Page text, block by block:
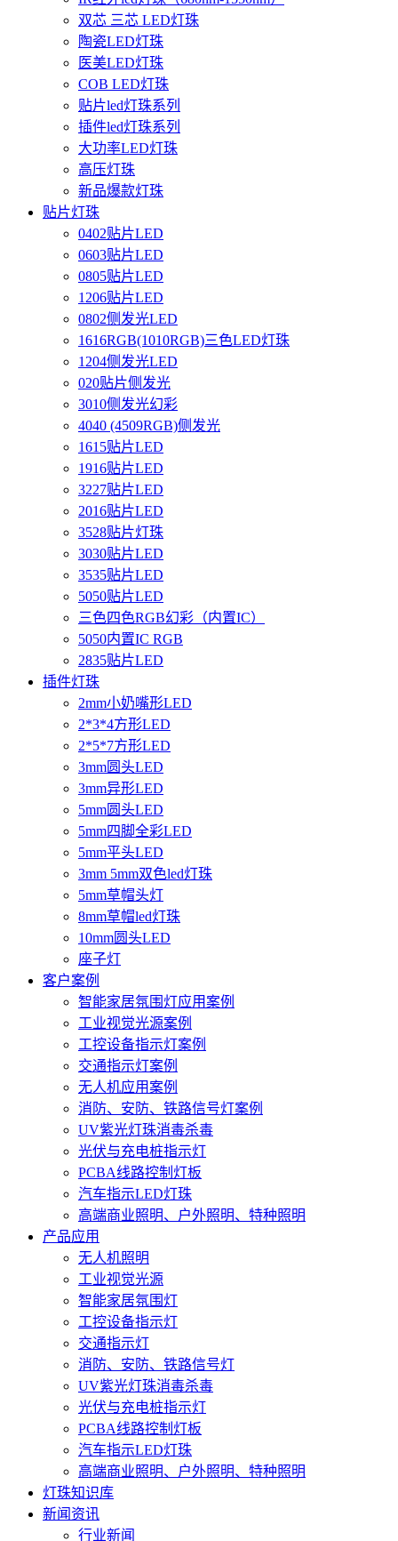
双芯 三芯 LED灯珠
陶瓷LED灯珠
医美LED灯珠
COB LED灯珠
贴片led灯珠系列
插件led灯珠系列
大功率LED灯珠
高压灯珠
新品爆款灯珠
贴片灯珠
0402贴片LED
0603贴片LED
0805贴片LED
1206贴片LED
0802侧发光LED
1616RGB(1010RGB)三色LED灯珠
1204侧发光LED
020贴片侧发光
3010侧发光幻彩
4040 (4509RGB)侧发光
1615贴片LED
1916贴片LED
3227贴片LED
2016贴片LED
3528贴片灯珠
3030贴片LED
3535贴片LED
5050贴片LED
三色四色RGB幻彩（内置IC）
5050内置IC RGB
2835贴片LED
插件灯珠
2mm小奶嘴形LED
2*3*4方形LED
2*5*7方形LED
3mm圆头LED
3mm异形LED
5mm圆头LED
5mm四脚全彩LED
5mm平头LED
3mm 5mm双色led灯珠
5mm草帽头灯
8mm草帽led灯珠
10mm圆头LED
座子灯
客户案例
智能家居氛围灯应用案例
工业视觉光源案例
工控设备指示灯案例
交通指示灯案例
无人机应用案例
消防、安防、铁路信号灯案例
UV紫光灯珠消毒杀毒
光伏与充电桩指示灯
PCBA线路控制灯板
汽车指示LED灯珠
高端商业照明、户外照明、特种照明
产品应用
无人机照明
工业视觉光源
智能家居氛围灯
工控设备指示灯
交通指示灯
消防、安防、铁路信号灯
UV紫光灯珠消毒杀毒
光伏与充电桩指示灯
PCBA线路控制灯板
汽车指示LED灯珠
高端商业照明、户外照明、特种照明
灯珠知识库
新闻资讯
行业新闻